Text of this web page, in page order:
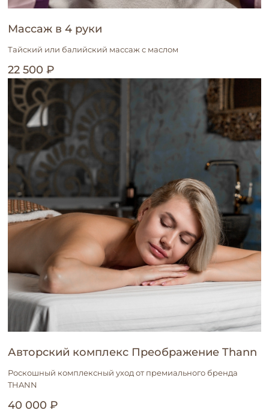
Массаж в 4 руки
Тайский или балийский массаж с маслом
22 500 ₽
Авторский комплекс Преображение Thann
Роскошный комплексный уход от премиального бренда
THANN
40 000 ₽